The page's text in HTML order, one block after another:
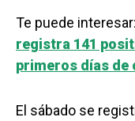
Te puede interesar:
registra 141
primeros días de
El sábado se